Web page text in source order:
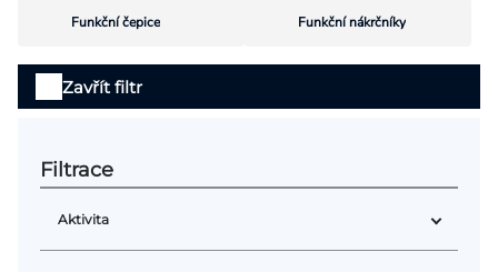
Funkční čepice Funkční nákrčníky
Zavřít filtr
Aktivita
Výpis
produktů